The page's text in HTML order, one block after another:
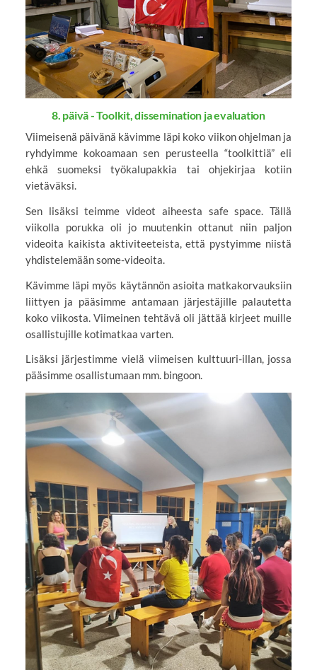
8. päivä - Toolkit, dissemination ja evaluation
Viimeisenä päivänä kävimme läpi koko viikon ohjelman ja
ryhdyimme kokoamaan sen perusteella “toolkittiä” eli
ehkä suomeksi työkalupakkia tai ohjekirjaa kotiin
vietäväksi.
Sen lisäksi teimme videot aiheesta safe space. Tällä
viikolla porukka oli jo muutenkin ottanut niin paljon
videoita kaikista aktiviteeteista, että pystyimme niistä
yhdistelemään some-videoita.
Kävimme läpi myös käytännön asioita matkakorvauksiin
liittyen ja pääsimme antamaan järjestäjille palautetta
koko viikosta. Viimeinen tehtävä oli jättää kirjeet muille
osallistujille kotimatkaa varten.
Lisäksi järjestimme vielä viimeisen kulttuuri-illan, jossa
pääsimme osallistumaan mm. bingoon.